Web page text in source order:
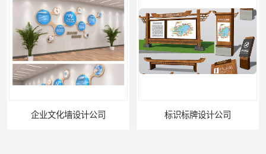
标识标牌设计公司